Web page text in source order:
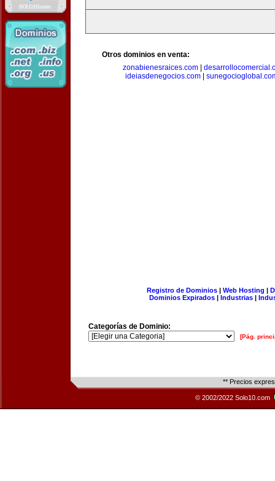
Otros dominios en venta:
zonabienesraices.com
ideiasdenegocios.com|
Registro de Dominios| Web Hosting |
Dominios Expirados | Industrias |
Categorías de Dominio:
[Pág.
** Precios
© 2002/2022 Solo10.com